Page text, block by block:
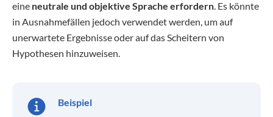
eine neutrale und objektive Sprache erfordern. Es könnte
in Ausnahmefällen jedoch verwendet werden, um auf
unerwartete Ergebnisse oder auf das Scheitern von
Hypothesen hinzuweisen.
Beispiel